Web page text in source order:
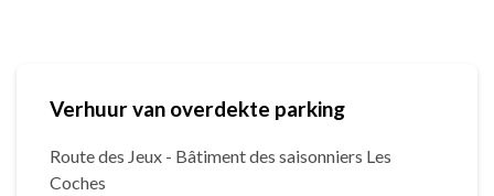
Verhuur van overdekte parking
Route des Jeux - Bâtiment des saisonniers Les
Coches